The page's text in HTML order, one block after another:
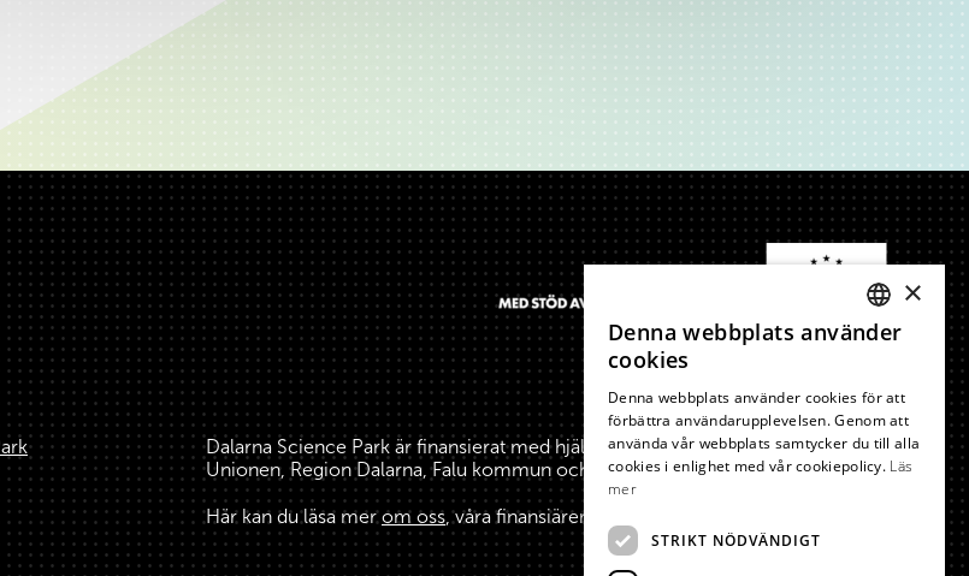
Dalarna Science Park är finansierat med hjälp av medel från Europeiska
Unionen, Region Dalarna, Falu kommun och Borlänge kommun.
Här kan du läsa merom oss, våra finansiärer och stiftare.
SWEDISH
ENGLISH
×
Denna webbplats använder
cookies
Denna webbplats använder cookies för att
förbättra användarupplevelsen. Genom att
använda vår webbplats samtycker du till alla
cookies i enlighet med vår cookiepolicy. Läs
mer
STRIKT NÖDVÄNDIGT